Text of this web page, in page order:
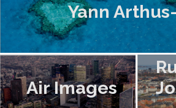
Yann
Air Images